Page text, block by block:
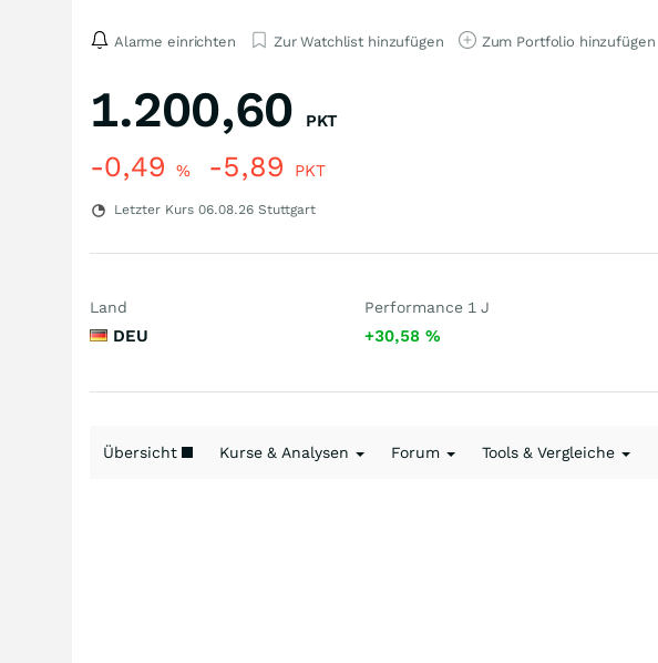
Alarme einrichten Zur Watchlist hinzufügen Zum Portfolio hinzufügen
1.200,60 PKT
-0,49 % -5,89 PKT
Letzter Kurs 06.08.26 Stuttgart
Land
DEU
Performance 1 J
+30,58 %
Übersicht Kurse & Analysen Forum Tools & Vergleiche